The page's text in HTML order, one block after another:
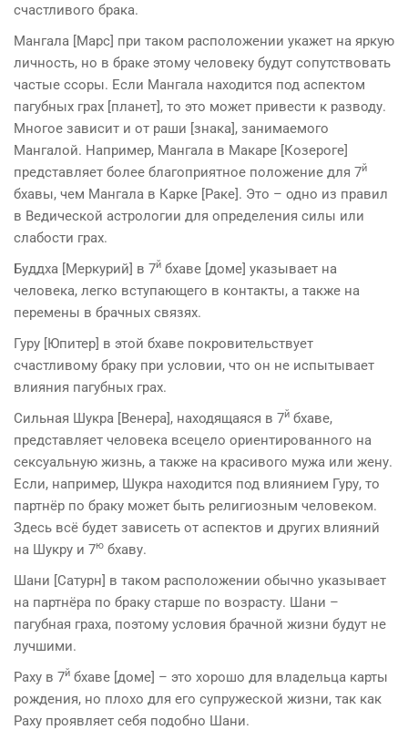
счастливого брака.
Мангала [Марс] при таком расположении укажет на яркую
лич­ность, но в браке этому человеку будут сопутствовать
час­тые ссоры. Если Мангала находится под аспектом
пагубных грах [планет], то это может привести к разводу.
Многое зависит и от раши [знака], занимаемого
Мангалой. Напри­мер, Мангала в Макаре [Козероге]
представляет более благоприятное положение для 7й
бхавы, чем Мангала в Карке [Раке]. Это – одно из правил
в Ведической астрологии для определения силы или
слабости грах.
Буддха [Меркурий] в 7й бхаве [доме] указывает на
человека, легко вступающего в контакты, а также на
перемены в брачных связях.
Гуру [Юпитер] в этой бхаве покровительствует
счастливому браку при условии, что он не испытывает
влияния пагубных грах.
Сильная Шукра [Венера], находящаяся в 7й бхаве,
представля­ет человека всецело ориентированного на
сексуальную жизнь, а также на красивого мужа или жену.
Если, напри­мер, Шукра находится под влиянием Гуру, то
партнёр по браку может быть религиозным человеком.
Здесь всё будет зависеть от аспектов и других влияний
на Шукру и 7ю бхаву.
Шани [Сатурн] в таком расположении обычно указывает
на партнёра по браку старше по возрасту. Шани –
пагубная граха, поэтому условия брачной жизни будут не
лучшими.
Раху в 7й бхаве [доме] – это хорошо для владельца карты
рождения, но плохо для его супружеской жизни, так как
Раху проявляет себя подобно Шани.